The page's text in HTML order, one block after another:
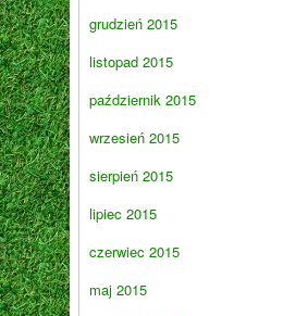
grudzień 2015
listopad 2015
październik 2015
wrzesień 2015
sierpień 2015
lipiec 2015
czerwiec 2015
maj 2015